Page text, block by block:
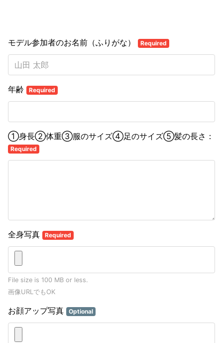
モデル参加者のお名前（ふりがな） Required
年齢 Required
①身長②体重③服のサイズ④足のサイズ⑤髪の長さ：
Required
全身写真 Required
File size is 100 MB or less.
画像URLでもOK
お顔アップ写真 Optional